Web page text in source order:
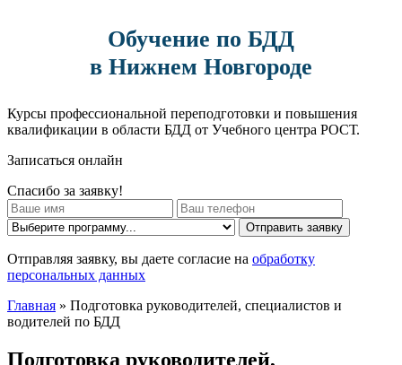
Обучение по БДД
в Нижнем Новгороде
Курсы профессиональной переподготовки и повышения
квалификации в области БДД от Учебного центра РОСТ.
Записаться онлайн
Спасибо за заявку!
Отправить заявку
Отправляя заявку, вы даете согласие на обработку
персональных данных
Главная » Подготовка руководителей, специалистов и
водителей по БДД
Подготовка руководителей,